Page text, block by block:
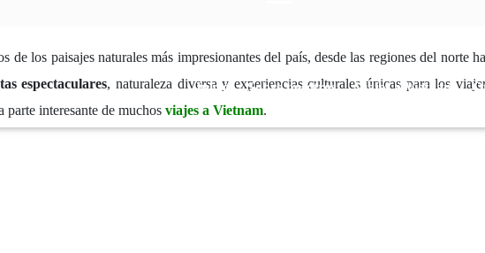
Inicio Sobre nosotros Viajes a Vietnam
de los paisajes naturales más impresionantes del país, desde las regiones del norte
espectaculares, naturaleza diversa y experiencias culturales únicas para los
parte interesante de muchos viajes a Vietnam.